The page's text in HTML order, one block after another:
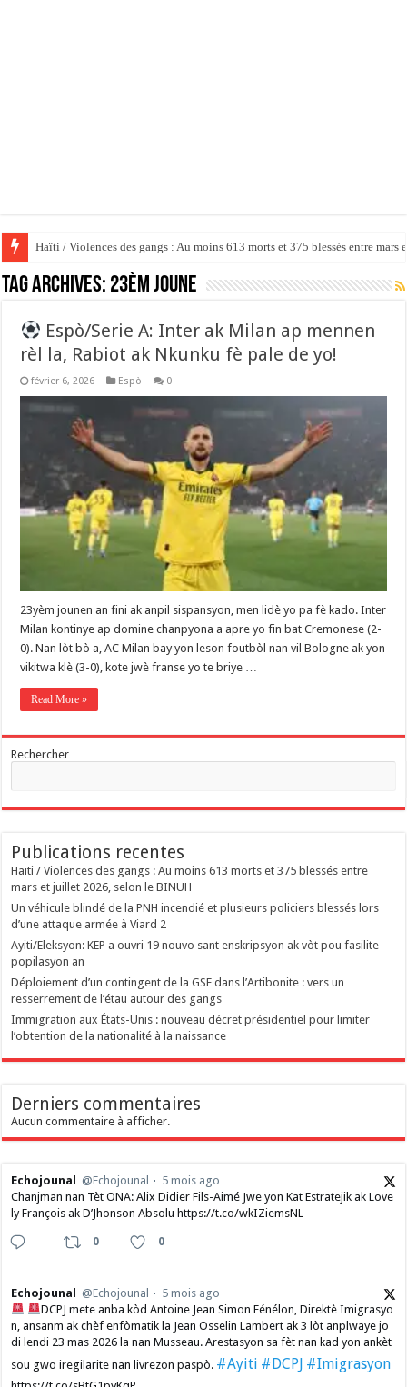
Haïti / Violences des gangs : Au moins 613 morts et 375 blessés entre
Tag Archives: 23èm joune
Espò/Serie A: Inter ak Milan ap mennen
rèl la, Rabiot ak Nkunku fè pale de yo!
février 6, 2026 Espò 0
23yèm jounen an fini ak anpil sispansyon, men lidè yo pa fè kado. Inter
Milan kontinye ap domine chanpyona a apre yo fin bat Cremonese (2-
0). Nan lòt bò a, AC Milan bay yon leson foutbòl nan vil Bologne ak yon
vikitwa klè (3-0), kote jwè franse yo te briye …
Read More »
Rechercher
Publications recentes
Haïti / Violences des gangs : Au moins 613 morts et 375 blessés entre
mars et juillet 2026, selon le BINUH
Un véhicule blindé de la PNH incendié et plusieurs policiers blessés lors
d’une attaque armée à Viard 2
‎Ayiti/Eleksyon: KEP a ouvri 19 nouvo sant enskripsyon ak vòt pou fasilite
popilasyon an
Déploiement d’un contingent de la GSF dans l’Artibonite : vers un
resserrement de l’étau autour des gangs
Immigration aux États-Unis : nouveau décret présidentiel pour limiter
l’obtention de la nationalité à la naissance
Derniers commentaires
Aucun commentaire à afficher.
Echojounal @Echojounal
5 mois ago
Chanjman nan Tèt ONA: Alix Didier Fils-Aimé Jwe yon Kat Estratejik ak Love
ly François ak D’Jhonson Absolu https://t.co/wkIZiemsNL
0 0
Echojounal @Echojounal
5 mois ago
DCPJ mete anba kòd Antoine Jean Simon Fénélon, Direktè Imigrasyo
n, ansanm ak chèf enfòmatik la Jean Osselin Lambert ak 3 lòt anplwaye jo
di lendi 23 mas 2026 la nan Musseau. Arestasyon sa fèt nan kad yon ankèt
sou gwo iregilarite nan livrezon paspò. #Ayiti #DCPJ #Imigrasyon